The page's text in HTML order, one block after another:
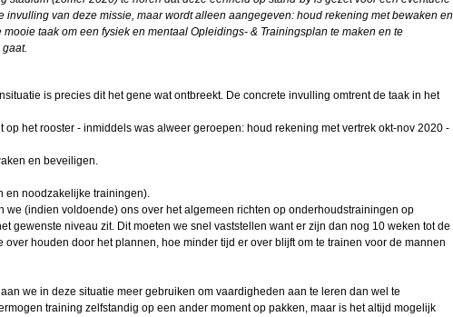
invulling van deze missie, maar wordt alleen aangegeven: houd rekening met bewaken en
taak om een fysiek en mentaal Opleidings- & Trainingsplan te maken en te
is precies dit het gene wat ontbreekt. De concrete invulling omtrent de taak in het
het rooster - inmiddels was alweer geroepen: houd rekening met vertrek okt-nov 2020 -
en beveiligen.
en noodzakelijke trainingen).
(indien voldoende) ons over het algemeen richten op onderhoudstrainingen op
gewenste niveau zit. Dit moeten we snel vaststellen want er zijn dan nog 10 weken tot de
houden door het plannen, hoe minder tijd er over blijft om te trainen voor de mannen
we in deze situatie meer gebruiken om vaardigheden aan te leren dan wel te
training zelfstandig op een ander moment op pakken, maar is het altijd mogelijk